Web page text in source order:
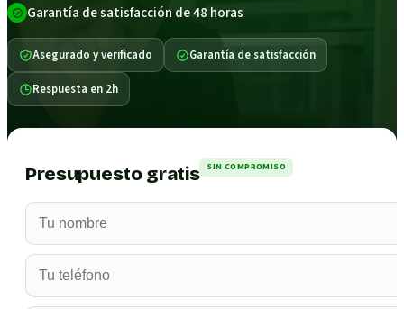
Garantía de satisfacción de 48 horas
Asegurado y verificado Garantía de satisfacción
Respuesta en 2h
Presupuesto gratis SIN COMPROMISO